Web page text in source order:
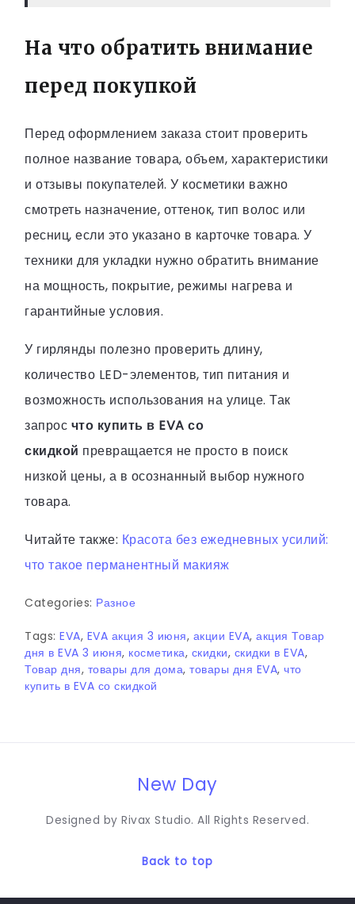
На что обратить внимание
перед покупкой
Перед оформлением заказа стоит проверить
полное название товара, объем, характеристики
и отзывы покупателей. У косметики важно
смотреть назначение, оттенок, тип волос или
ресниц, если это указано в карточке товара. У
техники для укладки нужно обратить внимание
на мощность, покрытие, режимы нагрева и
гарантийные условия.
У гирлянды полезно проверить длину,
количество LED-элементов, тип питания и
возможность использования на улице. Так
запрос что купить в EVA со
скидкой превращается не просто в поиск
низкой цены, а в осознанный выбор нужного
товара.
Читайте также: Красота без ежедневных усилий:
что такое перманентный макияж
Categories: Разное
Tags: EVA, EVA акция 3 июня, акции EVA, акция Товар
дня в EVA 3 июня, косметика, скидки, скидки в EVA,
Товар дня, товары для дома, товары дня EVA, что
купить в EVA со скидкой
New Day
Designed by Rivax Studio. All Rights Reserved.
Back to top